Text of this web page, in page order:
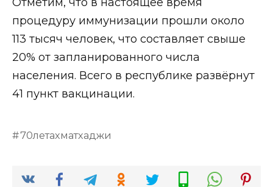
процедуру иммунизации прошли около
113 тысяч человек, что составляет свыше
20% от запланированного числа
населения. Всего в республике развёрнут
41 пункт вакцинации.
70летахматхаджи